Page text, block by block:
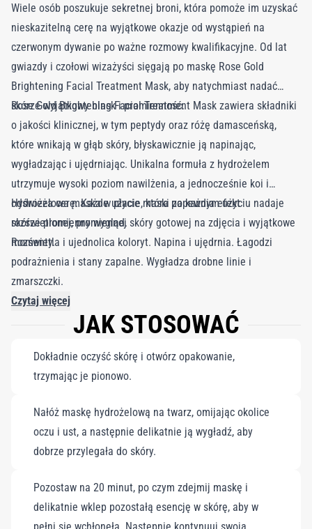
Wiele osób poszukuje sekretnej broni, która pomoże im uzyskać
nieskazitelną cerę na wyjątkowe okazje od wystąpień na
czerwonym dywanie po ważne rozmowy kwalifikacyjne. Od lat
gwiazdy i czołowi wizażyści sięgają po maskę Rose Gold
Brightening Facial Treatment Mask, aby natychmiast nadać
skórze wyjątkowy blask i promienność.
Rose Gold Brightening Facial Treatment Mask zawiera składniki
o jakości klinicznej, w tym peptydy oraz różę damasceńską,
które wnikają w głąb skóry, błyskawicznie ją napinając,
wygładzając i ujędrniając. Unikalna formuła z hydrożelem
utrzymuje wysoki poziom nawilżenia, a jednocześnie koi i
odświeża cerę. Każde użycie maski zapewnia efekt
rozświetlonej, promiennej skóry gotowej na zdjęcia i wyjątkowe
momenty.
Hydrożelowa maska w płacie, która po każdym użyciu nadaje
skórze promienny wygląd.
Rozświetla i ujednolica koloryt. Napina i ujędrnia. Łagodzi
podrażnienia i stany zapalne. Wygładza drobne linie i
zmarszczki.
5x30ml, 10x30ml.
Czytaj więcej
JAK STOSOWAĆ
Dokładnie oczyść skórę i otwórz opakowanie,
trzymając je pionowo.
Nałóż maskę hydrożelową na twarz, omijając okolice
oczu i ust, a następnie delikatnie ją wygładź, aby
dobrze przylegała do skóry.
Pozostaw na 20 minut, po czym zdejmij maskę i
delikatnie wklep pozostałą esencję w skórę, aby w